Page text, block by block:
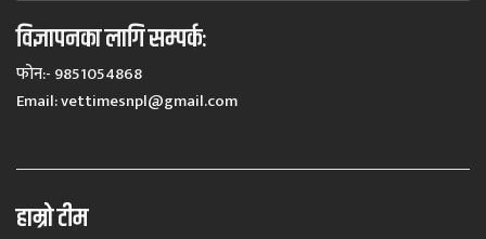
विज्ञापनका लागि सम्पर्कः
फोन:- 9851054868
Email:vettimesnpl@gmail.com
हाम्रो टीम